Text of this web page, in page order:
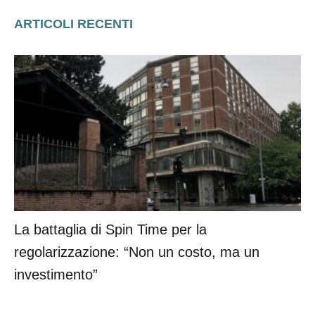
ARTICOLI RECENTI
La battaglia di Spin Time per la
regolarizzazione: “Non un costo, ma un
investimento”